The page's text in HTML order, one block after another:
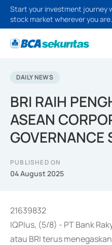
Start your investment journey
stock market wherever you are.
DAILY NEWS
BRI RAIH
ASEAN
GOVERNANCE
PUBLISHED ON
04 August 2025
21639832
IQPlus, (5/8) - PT Bank
atau BRI terus